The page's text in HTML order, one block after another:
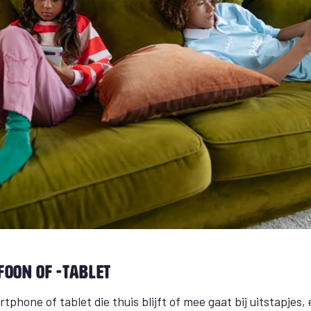
of -tablet
of tablet die thuis blijft of mee gaat bij uitstapjes,